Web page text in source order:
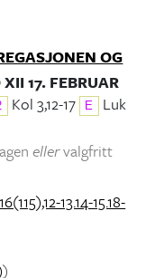
OG
17. FEBRUAR
Kol 3,12-17 E Luk
ellervalgfritt
13.14-15.18-
)